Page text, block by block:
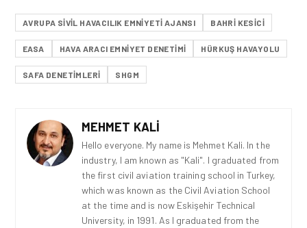
AVRUPA SIVIL HAVACILIK EMNIYETI AJANSI BAHRI KESİCİ
EASA HAVA ARACI EMNIYET DENETIMI HÜRKUŞ HAVAYOLU
SAFA DENETIMLERI SHGM
MEHMET KALI
Hello everyone. My name is Mehmet Kali. In the
industry, I am known as "Kali". I graduated from
the first civil aviation training school in Turkey,
which was known as the Civil Aviation School
at the time and is now Eskişehir Technical
University, in 1991. As I graduated from the